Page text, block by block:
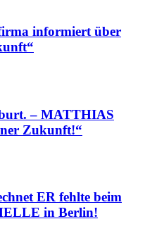
informiert über
– MATTHIAS
Zukunft!“
ER fehlte beim
in Berlin!